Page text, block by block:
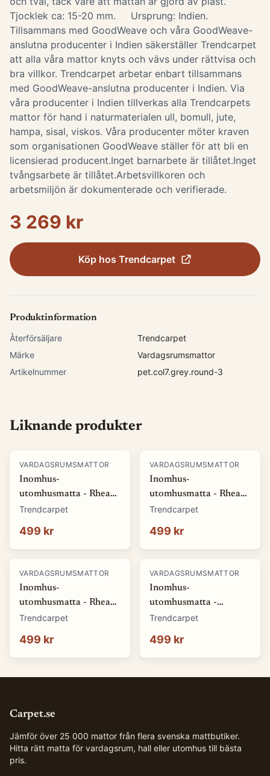
Tjocklek ca: 15-20 mm. Ursprung: Indien.
Tillsammans med GoodWeave och våra GoodWeave-
anslutna producenter i Indien säkerställer Trendcarpet
att alla våra mattor knyts och vävs under rättvisa och
bra villkor. Trendcarpet arbetar enbart tillsammans
med GoodWeave-anslutna producenter i Indien. Via
våra producenter i Indien tillverkas alla Trendcarpets
mattor för hand i naturmaterialen ull, bomull, jute,
hampa, sisal, viskos. Våra producenter möter kraven
som organisationen GoodWeave ställer för att bli en
licensierad producent.Inget barnarbete är tillåtet.Inget
tvångsarbete är tillåtet.Arbetsvillkoren och
arbetsmiljön är dokumenterade och verifierade.
3 269 kr
Köp hos Trendcarpet
Produktinformation
Återförsäljare
Trendcarpet
Märke
Vardagsrumsmattor
Artikelnummer
pet.col7.grey.round-3
Liknande produkter
VARDAGSRUMSMATTOR
Inomhus-
utomhusmatta - Rhea
(vit) (Storlek: 80 x 150
Trendcarpet
499 kr
VARDAGSRUMSMATTOR
Inomhus-
utomhusmatta - Rhea
(beige) (Storlek: 80 x
Trendcarpet
499 kr
VARDAGSRUMSMATTOR
Inomhus-
utomhusmatta - Rhea
(natur) (Storlek: 80 x
Trendcarpet
499 kr
VARDAGSRUMSMATTOR
Inomhus-
utomhusmatta -
Somerville (blå)
Trendcarpet
499 kr
Carpet.se
Jämför över 25 000 mattor från flera svenska mattbutiker.
Hitta rätt matta för vardagsrum, hall eller utomhus till bästa
pris.